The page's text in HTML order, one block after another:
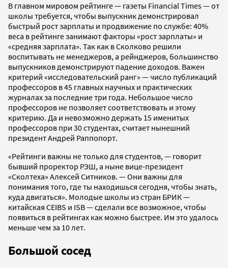
В главном мировом рейтинге — газеты Financial Times — от
школы требуется, чтобы выпускник демонстрировал
быстрый рост зарплаты и продвижение по службе: 40%
веса в рейтинге занимают факторы «рост зарплаты» и
«средняя зарплата». Так как в Сколково решили
воспитывать не менеджеров, а рейнджеров, большинство
выпускников демонстрируют падение доходов. Важен
критерий «исследовательский ранг» — число публикаций
профессоров в 45 главных научных и практических
журналах за последние три года. Небольшое число
профессоров не позволяет соответствовать и этому
критерию. Да и невозможно держать 15 именитых
профессоров при 30 студентах, считает нынешний
президент Андрей Раппопорт.
«Рейтинги важны не только для студентов, — говорит
бывший проректор РЭШ, а ныне вице-президент
«Сколтеха» Алексей Ситников. — Они важны для
понимания того, где ты находишься сегодня, чтобы знать,
куда двигаться». Молодые школы из стран БРИК —
китайская CEIBS и ISB — сделали все возможное, чтобы
появиться в рейтингах как можно быстрее. Им это удалось
меньше чем за 10 лет.
Большой сосед